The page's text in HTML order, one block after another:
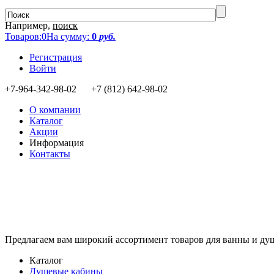
Например, поиск
Товаров:0На сумму: 0 руб.
Регистрация
Войти
+7-964-342-98-02 +7 (812) 642-98-02
О компании
Каталог
Акции
Информация
Контакты
Предлагаем вам широкий ассортимент товаров для ванны и
Каталог
Душевые кабины